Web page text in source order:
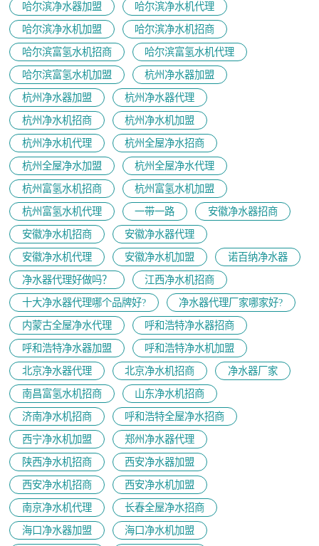
哈尔滨净水器加盟
哈尔滨净水机代理
哈尔滨净水机加盟
哈尔滨净水机招商
哈尔滨富氢水机招商
哈尔滨富氢水机代理
哈尔滨富氢水机加盟
杭州净水器加盟
杭州净水器加盟
杭州净水器代理
杭州净水机招商
杭州净水机加盟
杭州净水机代理
杭州全屋净水招商
杭州全屋净水加盟
杭州全屋净水代理
杭州富氢水机招商
杭州富氢水机加盟
杭州富氢水机代理
一带一路
安徽净水器招商
安徽净水机招商
安徽净水器代理
安徽净水机代理
安徽净水机加盟
诺百纳净水器
净水器代理好做吗？
江西净水机招商
十大净水器代理哪个品牌好?
净水器代理厂家哪家好?
内蒙古全屋净水代理
呼和浩特净水器招商
呼和浩特净水器加盟
呼和浩特净水机加盟
北京净水器代理
北京净水机招商
净水器厂家
南昌富氢水机招商
山东净水机招商
济南净水机招商
呼和浩特全屋净水招商
西宁净水机加盟
郑州净水器代理
陕西净水机招商
西安净水器加盟
西安净水机招商
西安净水机加盟
南京净水机代理
长春全屋净水招商
海口净水器加盟
海口净水机加盟